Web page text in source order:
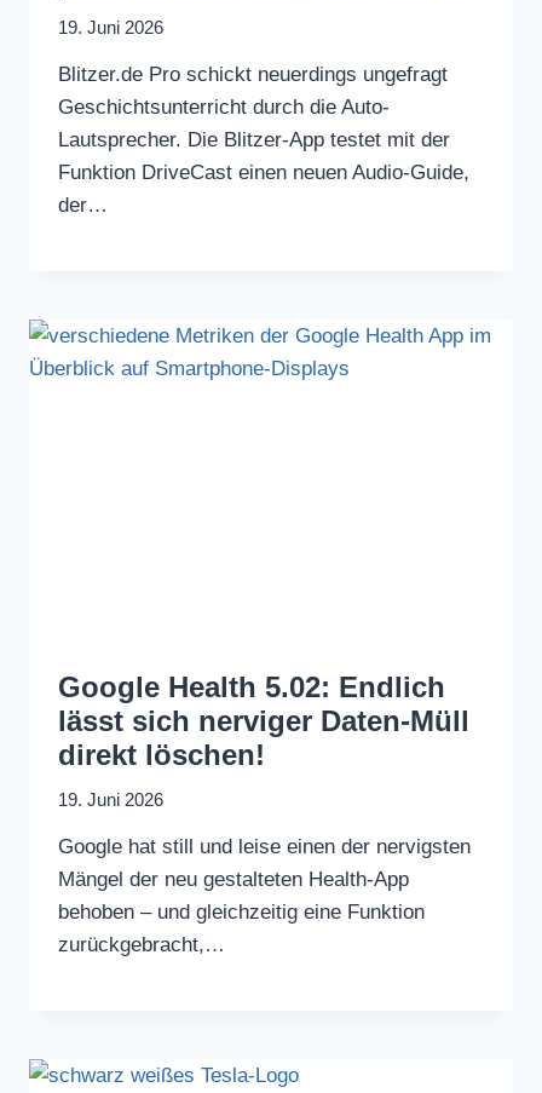
19. Juni 2026
Blitzer.de Pro schickt neuerdings ungefragt
Geschichtsunterricht durch die Auto-
Lautsprecher. Die Blitzer-App testet mit der
Funktion DriveCast einen neuen Audio-Guide,
der…
Google Health 5.02: Endlich
lässt sich nerviger Daten-Müll
direkt löschen!
19. Juni 2026
Google hat still und leise einen der nervigsten
Mängel der neu gestalteten Health-App
behoben – und gleichzeitig eine Funktion
zurückgebracht,…